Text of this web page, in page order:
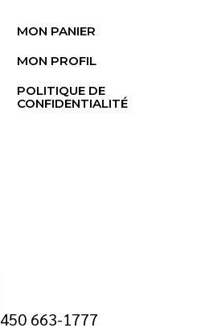
450 663-1777
MON PANIER
MON PROFIL
POLITIQUE DE
CONFIDENTIALITÉ